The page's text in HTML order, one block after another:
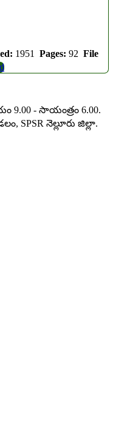
1951 Pages: 92 File
- సాయంత్రం 6.00.
SPSR నెల్లూరు జిల్లా.